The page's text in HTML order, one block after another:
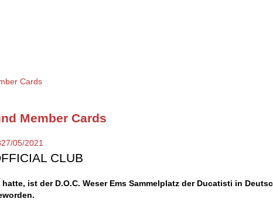
Member Cards
27/05/2021
CLUB
ist der D.O.C. Weser Ems Sammelplatz der Ducatisti in